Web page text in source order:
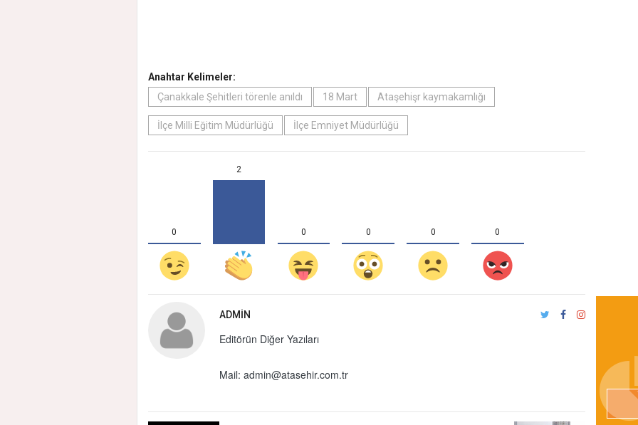
Anahtar Kelimeler:
Çanakkale Şehitleri törenle anıldı
18 Mart Ataşehişr kaymakamlığı
İlçe Milli Eğitim Müdürlüğü İlçe Emniyet Müdürlüğü
0
2
0 0 0 0
ADMIN
Editörün Diğer Yazıları
Mail: admin@atasehir.com.tr